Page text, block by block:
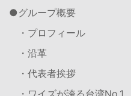
グループ概要
・プロフィール
・沿革
・代表者挨拶